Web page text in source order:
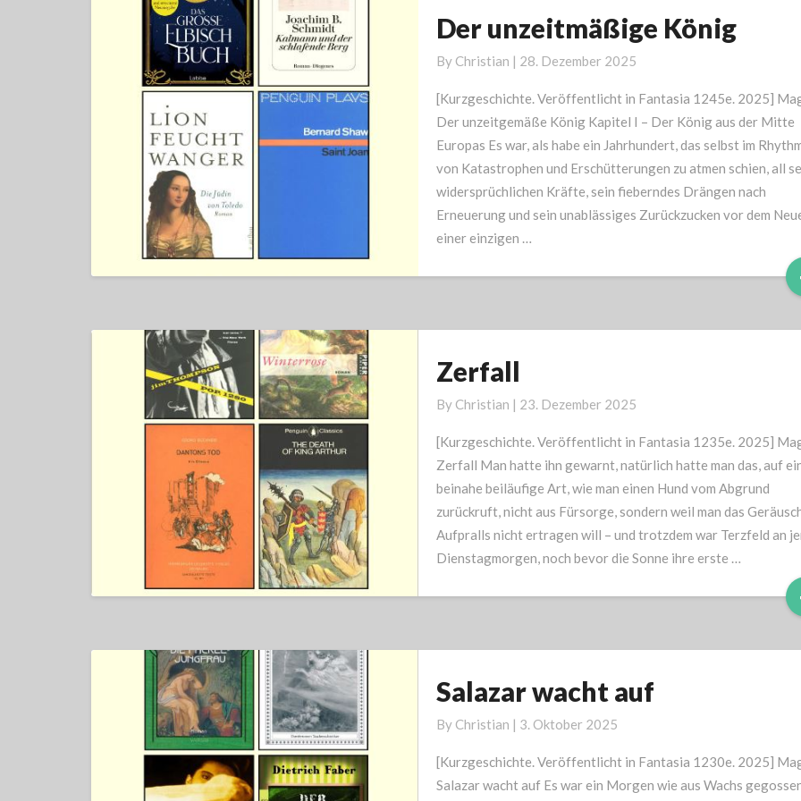
Der
König
Der unzeitmäßige König
By Christian | 28. Dezember 2025
[Kurzgeschichte. Veröffentlicht in Fantasia 1245e. 2025]
Der unzeitgemäße König Kapitel I – Der König aus der Mitte
Europas Es war, als habe ein Jahrhundert, das selbst im
von Katastrophen und Erschütterungen zu atmen schien, all
widersprüchlichen Kräfte, sein fieberndes Drängen nach
Erneuerung und sein unablässiges Zurückzucken vor dem
einer einzigen …
Zerfall
Zerfall
By Christian | 23. Dezember 2025
[Kurzgeschichte. Veröffentlicht in Fantasia 1235e. 2025]
Zerfall Man hatte ihn gewarnt, natürlich hatte man das, auf
beinahe beiläufige Art, wie man einen Hund vom Abgrund
zurückruft, nicht aus Fürsorge, sondern weil man das
Aufpralls nicht ertragen will – und trotzdem war Terzfeld an
Dienstagmorgen, noch bevor die Sonne ihre erste …
Salazar
auf
Salazar wacht auf
By Christian | 3. Oktober 2025
[Kurzgeschichte. Veröffentlicht in Fantasia 1230e. 2025]
Salazar wacht auf Es war ein Morgen wie aus Wachs